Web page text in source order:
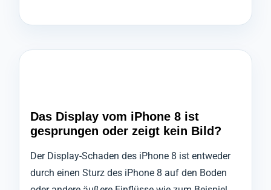
Das Display vom iPhone 8 ist
gesprungen oder zeigt kein Bild?
Der Display-Schaden des iPhone 8 ist entweder
durch einen Sturz des iPhone 8 auf den Boden